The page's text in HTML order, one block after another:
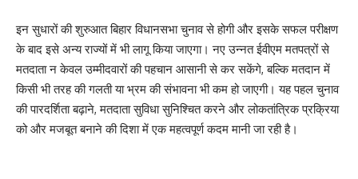
इन सुधारों की शुरुआत बिहार विधानसभा चुनाव से होगी और इसके सफल परीक्षण
के बाद इसे अन्य राज्यों में भी लागू किया जाएगा। नए उन्नत ईवीएम मतपत्रों से
मतदाता न केवल उम्मीदवारों की पहचान आसानी से कर सकेंगे, बल्कि मतदान में
किसी भी तरह की गलती या भ्रम की संभावना भी कम हो जाएगी। यह पहल चुनाव
की पारदर्शिता बढ़ाने, मतदाता सुविधा सुनिश्चित करने और लोकतांत्रिक प्रक्रिया
को और मजबूत बनाने की दिशा में एक महत्वपूर्ण कदम मानी जा रही है।